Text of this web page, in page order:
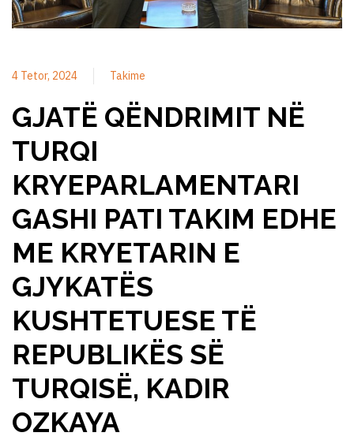
4 Tetor, 2024 Takime
GJATË QËNDRIMIT NË
TURQI
KRYEPARLAMENTARI
GASHI PATI TAKIM EDHE
ME KRYETARIN E
GJYKATËS
KUSHTETUESE TË
REPUBLIKËS SË
TURQISË, KADIR
OZKAYA